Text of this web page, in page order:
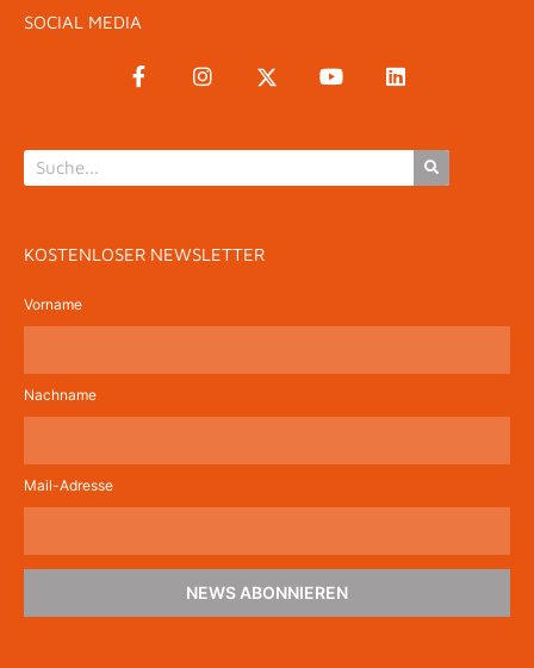
SOCIAL MEDIA
KOSTENLOSER NEWSLETTER
Vorname
Nachname
Mail-Adresse
NEWS ABONNIEREN